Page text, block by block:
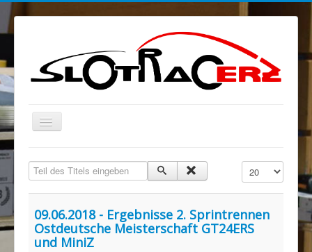
Navigation
an/aus
MELKUSRING
Verein
Teil des Titels eingeben Anzeige #
09.06.2018 - Ergebnisse 2. Sprintrennen
Ostdeutsche Meisterschaft GT24ERS
und MiniZ